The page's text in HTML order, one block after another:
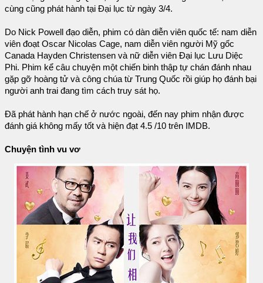
cùng cũng phát hành tại Đại lục từ ngày 3/4.
Do Nick Powell đạo diễn, phim có dàn diễn viên quốc tế: nam diễn
viên đoạt Oscar Nicolas Cage, nam diễn viên người Mỹ gốc
Canada Hayden Christensen và nữ diễn viên Đại lục Lưu Diệc
Phi. Phim kể câu chuyện một chiến binh thập tự chán đánh nhau
gặp gỡ hoàng tử và công chúa từ Trung Quốc rồi giúp họ đánh bại
người anh trai đang tìm cách truy sát họ.
Đã phát hành hạn chế ở nước ngoài, đến nay phim nhận được
đánh giá không mấy tốt và hiện đạt 4.5 /10 trên IMDB.
Chuyện tình vu vơ